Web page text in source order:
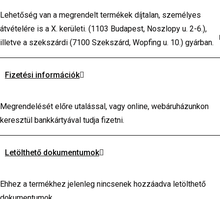
Lehetőség van a megrendelt termékek díjtalan, személyes
átvételére is a X. kerületi. (1103 Budapest, Noszlopy u. 2-6.),
illetve a szekszárdi (7100 Szekszárd, Wopfing u. 10.) gyárban.
Fizetési információk
Megrendelését előre utalással, vagy online, webáruházunkon
keresztül bankkártyával tudja fizetni.
Letölthető dokumentumok
Ehhez a termékhez jelenleg nincsenek hozzáadva letölthető